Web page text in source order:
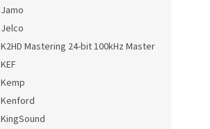
Jamo
Jelco
K2HD Mastering 24-bit 100kHz Master
KEF
Kemp
Kenford
KingSound